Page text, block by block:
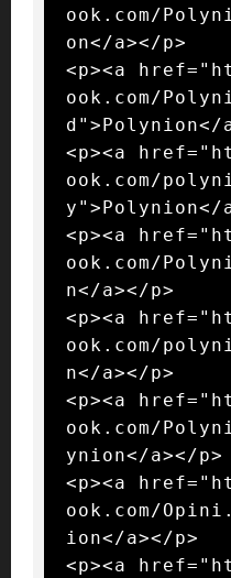
ook.com/
on</a></p>
<p><a
ook.com/
d">Polynion</
<p><a
ook.com/
y">Polynion</
<p><a
ook.com/
n</a></p>
<p><a
ook.com/
n</a></p>
<p><a
ook.com/
ynion</a></p>
<p><a
ook.com/
ion</a></p>
<p><a